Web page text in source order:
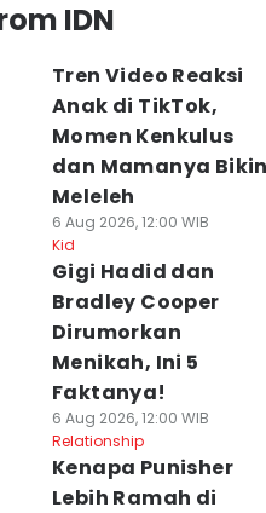
IDN
Tren Video Reaksi
Anak di TikTok,
Momen Kenkulus
dan Mamanya Bikin
Meleleh
6 Aug 2026, 12:00 WIB
Kid
Gigi Hadid dan
Bradley Cooper
Dirumorkan
Menikah, Ini 5
Faktanya!
6 Aug 2026, 12:00 WIB
Relationship
Kenapa Punisher
Lebih Ramah di